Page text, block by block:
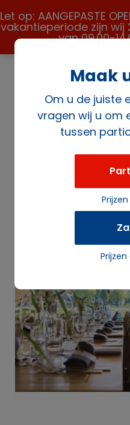
Let op: AANGEPASTE
vakantieperiode zijn wij
van 09.00-
Tenten
Maak
Om u de juiste
vragen wij u om
tussen
Prijzen